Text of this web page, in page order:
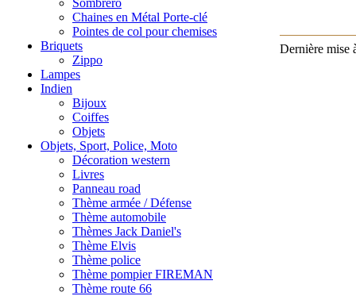
Sombrero
Chaines en Métal Porte-clé
Pointes de col pour chemises
Briquets
Zippo
Lampes
Indien
Bijoux
Coiffes
Objets
Objets, Sport, Police, Moto
Décoration western
Livres
Panneau road
Thème armée / Défense
Thème automobile
Thèmes Jack Daniel's
Thème Elvis
Thème police
Thème pompier FIREMAN
Thème route 66
Dernière mise